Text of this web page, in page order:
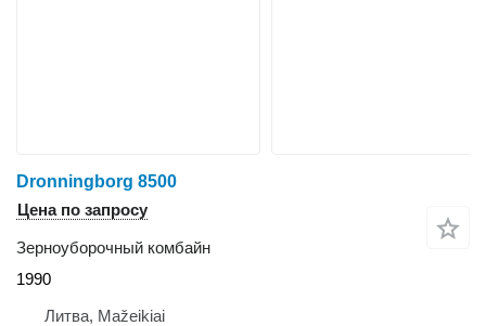
Dronningborg 8500
Цена по запросу
Зерноуборочный комбайн
1990
Литва, Mažeikiai